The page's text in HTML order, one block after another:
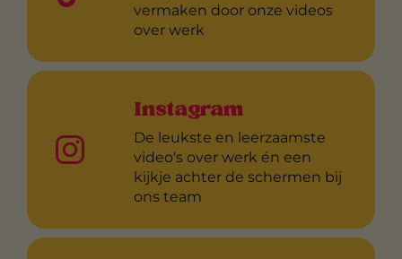
vermaken door onze videos
over werk
Instagram
De leukste en leerzaamste
video's over werk én een
kijkje achter de schermen bij
ons team